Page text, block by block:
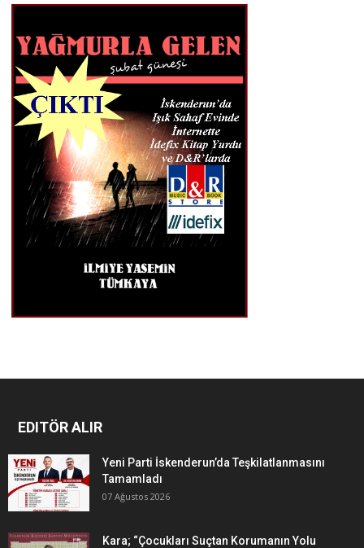
EDITÖR ALIR
Yeni Parti İskenderun’da Teşkilatlanmasını
Tamamladı
07 Ağustos 2026
Kara; “Çocukları Suçtan Korumanın Yolu